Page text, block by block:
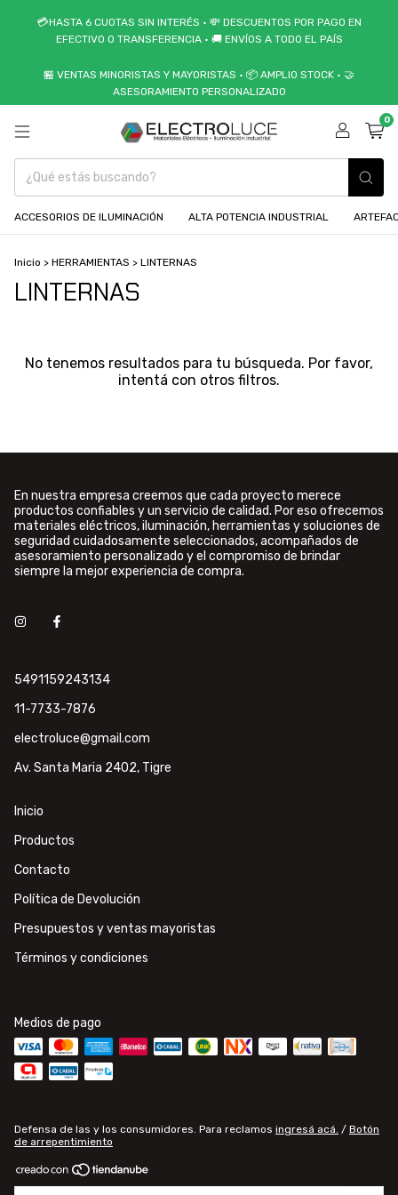
💳HASTA 6 CUOTAS SIN INTERÉS • 💸 DESCUENTOS POR PAGO EN
EFECTIVO O TRANSFERENCIA • 🚚 ENVÍOS A TODO EL PAÍS
🏪 VENTAS MINORISTAS Y MAYORISTAS • 📦 AMPLIO STOCK • 🤝
ASESORAMIENTO PERSONALIZADO
0
ACCESORIOS DE ILUMINACIÓN ALTA POTENCIA INDUSTRIAL
Inicio > HERRAMIENTAS > LINTERNAS
LINTERNAS
No tenemos resultados para tu búsqueda. Por favor,
intentá con otros filtros.
En nuestra empresa creemos que cada proyecto merece
productos confiables y un servicio de calidad. Por eso ofrecemos
materiales eléctricos, iluminación, herramientas y soluciones de
seguridad cuidadosamente seleccionados, acompañados de
asesoramiento personalizado y el compromiso de brindar
siempre la mejor experiencia de compra.
5491159243134
11-7733-7876
electroluce@gmail.com
Av. Santa Maria 2402, Tigre
Inicio
Productos
Contacto
Política de Devolución
Presupuestos y ventas mayoristas
Términos y condiciones
Medios de pago
Defensa de las y los consumidores. Para reclamos ingresá acá. / Botón
de arrepentimiento
Copyright Electroluce - Materiales de electricidad e iluminación - 2026.